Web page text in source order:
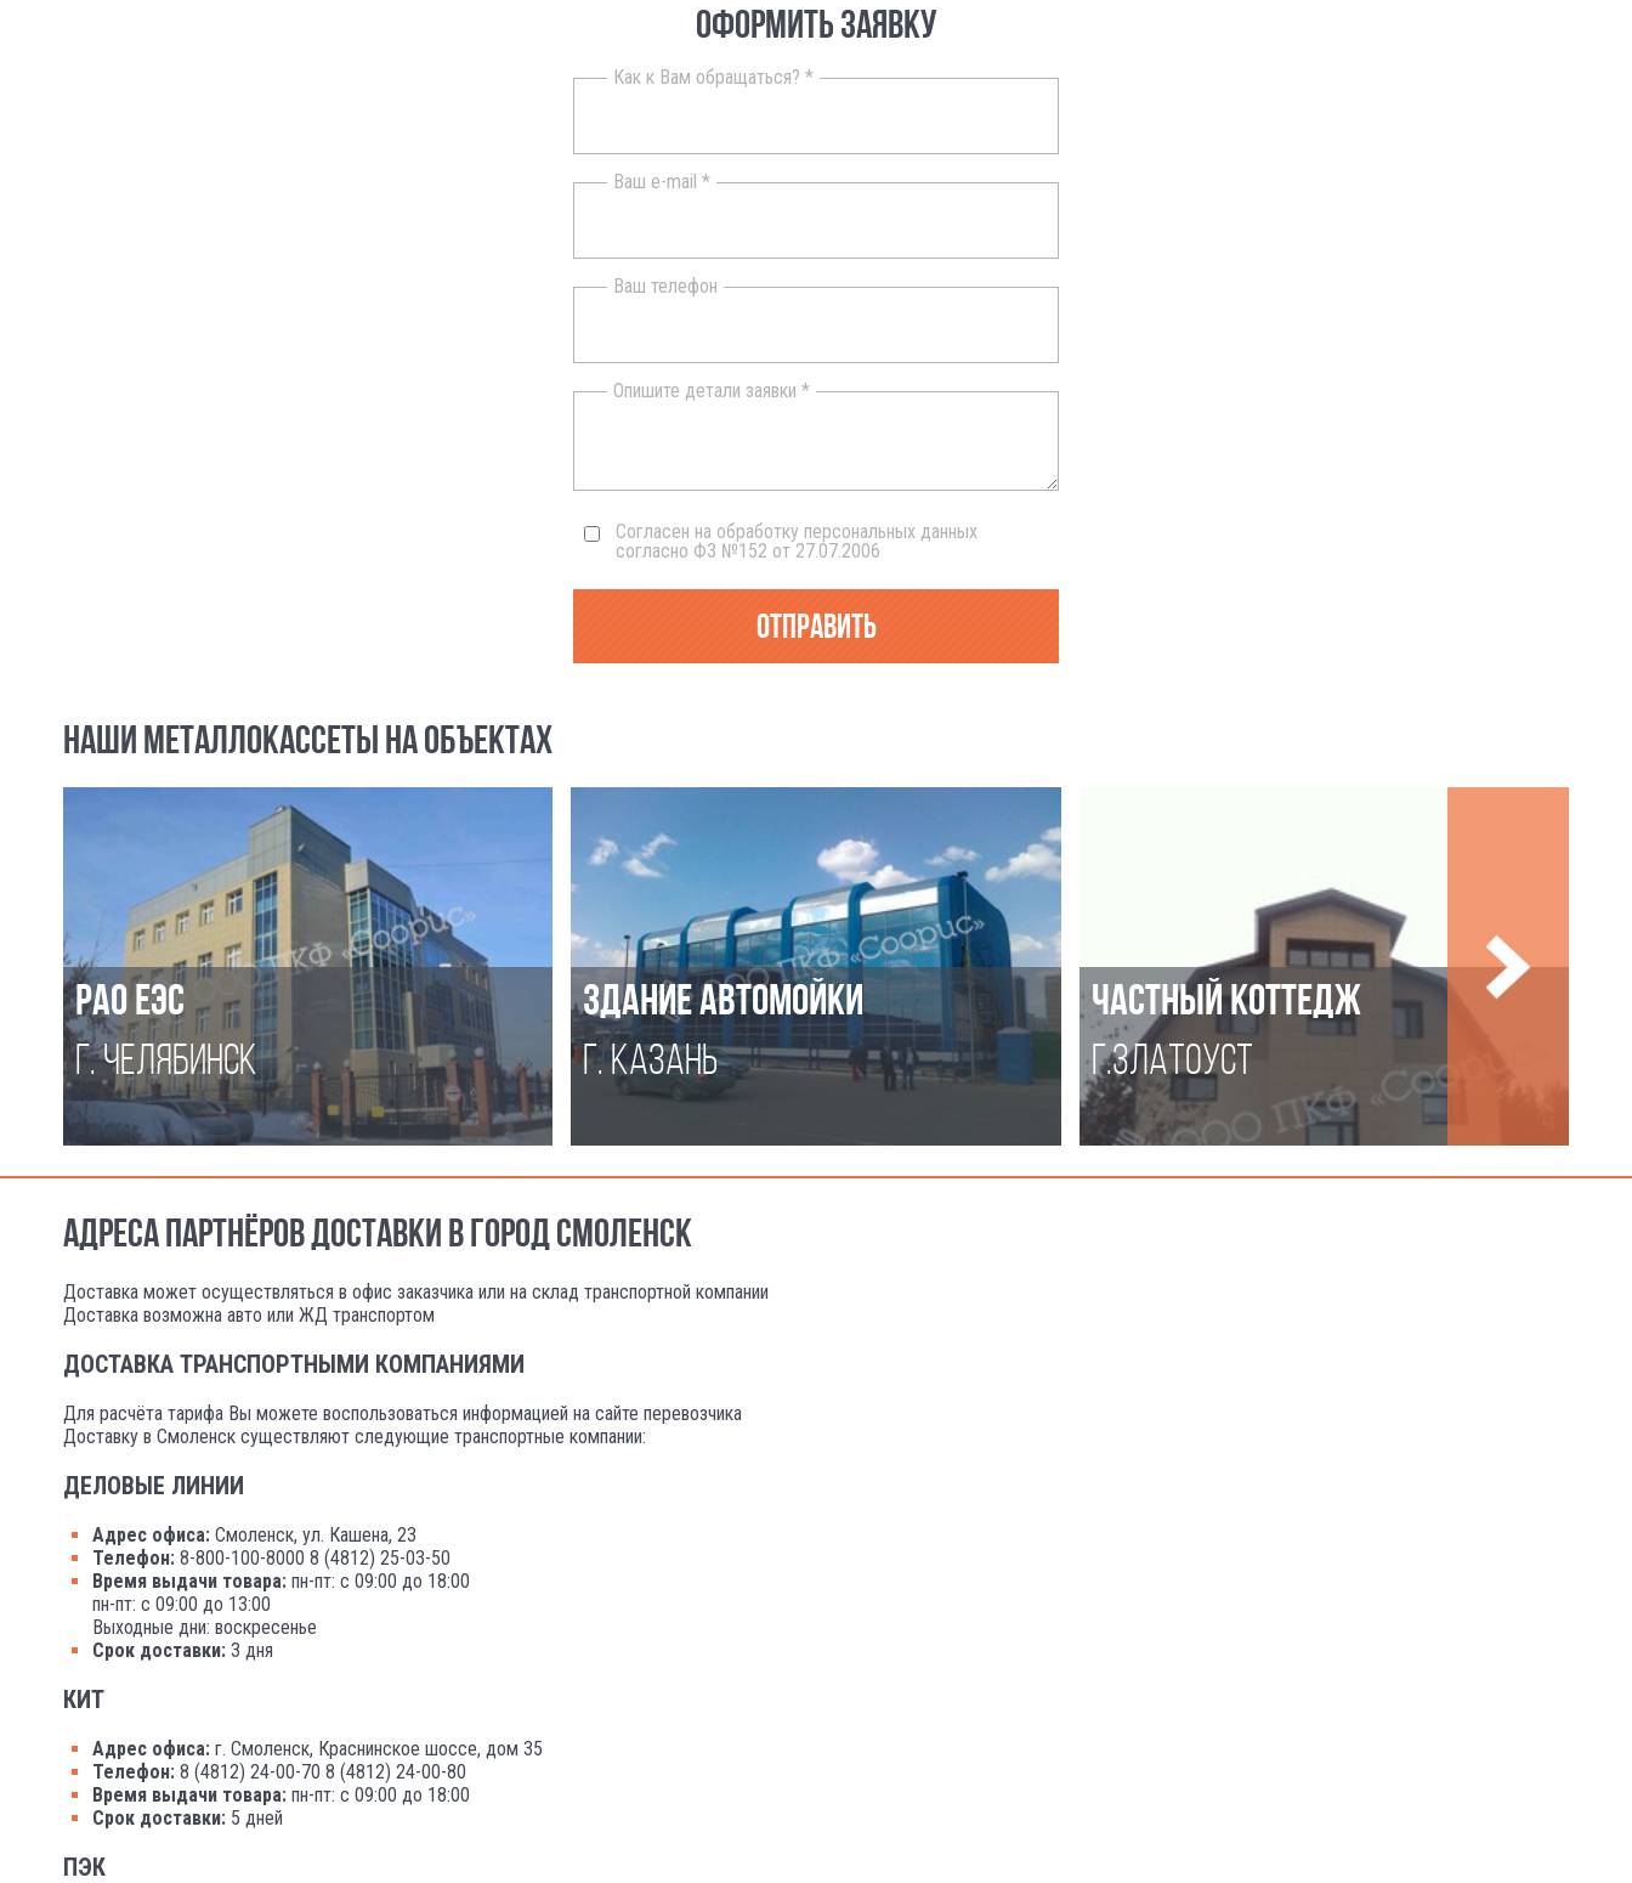
ОФОРМИТЬ ЗАЯВКУ
Как к Вам обращаться? *
Ваш e-mail *
Ваш телефон
Опишите детали заявки *
Согласен на обработку персональных данных
согласно ФЗ №152 от 27.07.2006
Отправить
НАШИ МЕТАЛЛОКАССЕТЫ НА ОБЪЕКТАХ
РАО ЕЭС
Г. ЧЕЛЯБИНСК
ЗДАНИЕ АВТОМОЙКИ
Г. КАЗАНЬ
ЧАСТНЫЙ КОТТЕДЖ
Г.ЗЛАТОУСТ
АДРЕСА ПАРТНЁРОВ ДОСТАВКИ В ГОРОД СМОЛЕНСК
Доставка может осуществляться в офис заказчика или на склад транспортной компании
Доставка возможна авто или ЖД транспортом
ДОСТАВКА ТРАНСПОРТНЫМИ КОМПАНИЯМИ
Для расчёта тарифа Вы можете воспользоваться информацией на сайте перевозчика
Доставку в Смоленск существляют следующие транспортные компании:
ДЕЛОВЫЕ ЛИНИИ
Адрес офиса: Смоленск, ул. Кашена, 23
Телефон: 8-800-100-8000 8 (4812) 25-03-50
Время выдачи товара: пн-пт: с 09:00 до 18:00
пн-пт: с 09:00 до 13:00
Выходные дни: воскресенье
Срок доставки: 3 дня
КИТ
Адрес офиса: г. Смоленск, Краснинское шоссе, дом 35
Телефон: 8 (4812) 24-00-70 8 (4812) 24-00-80
Время выдачи товара: пн-пт: с 09:00 до 18:00
Срок доставки: 5 дней
ПЭК